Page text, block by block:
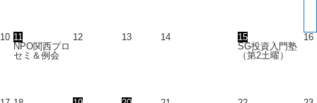
10 11
NPO関西プロ
セミ＆例会
12 13 14
15
SG投資入門塾
（第2土曜）
16